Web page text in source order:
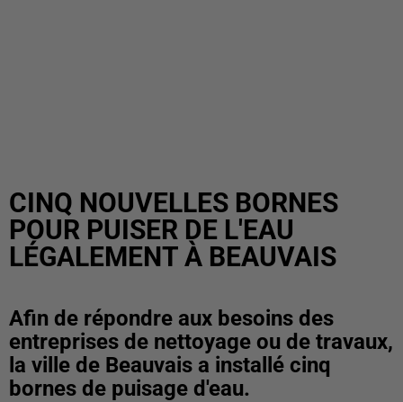
CINQ NOUVELLES BORNES
POUR PUISER DE L'EAU
LÉGALEMENT À BEAUVAIS
Afin de répondre aux besoins des
entreprises de nettoyage ou de travaux,
la ville de Beauvais a installé cinq
bornes de puisage d'eau.